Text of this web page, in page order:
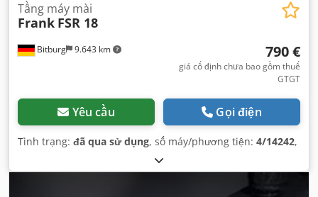
Bitburg 9.643 km
Tầng máy mài
Frank FSR 18
790 €
giá cố định chưa bao gồm thuế
GTGT
Yêu cầu Gọi điện
Tình trạng: đã qua sử dụng, số máy/phương tiện: 4/14242,